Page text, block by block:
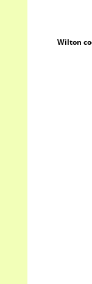
Wilton